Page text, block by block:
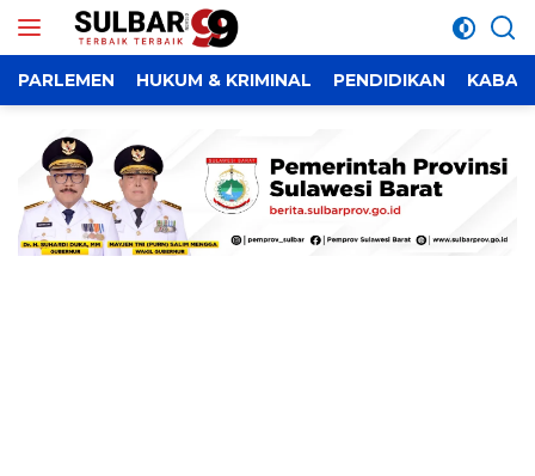
PARLEMEN HUKUM & KRIMINAL PENDIDIKAN KABAR